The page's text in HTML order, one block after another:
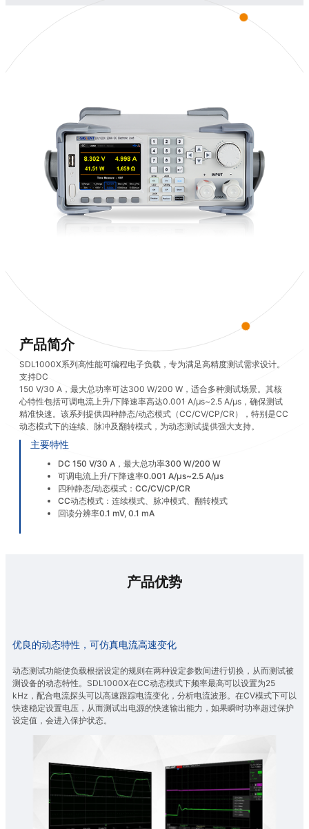
产品简介
SDL1000X系列高性能可编程电子负载，专为满足高精度测试需求设计。
支持DC
150 V/30 A，最大总功率可达300 W/200 W，适合多种测试场景。其核
心特性包括可调电流上升/下降速率高达0.001 A/μs~2.5 A/μs，确保测试
精准快速。该系列提供四种静态/动态模式（CC/CV/CP/CR），特别是CC
动态模式下的连续、脉冲及翻转模式，为动态测试提供强大支持。
主要特性
DC 150 V/30 A，最大总功率300 W/200 W
可调电流上升/下降速率0.001 A/μs~2.5 A/μs
四种静态/动态模式：CC/CV/CP/CR
CC动态模式：连续模式、脉冲模式、翻转模式
回读分辨率0.1 mV, 0.1 mA
产品优势
优良的动态特性，可仿真电流高速变化
动态测试功能使负载根据设定的规则在两种设定参数间进行切换，从而测试被
测设备的动态特性。SDL1000X在CC动态模式下频率最高可以设置为25
kHz，配合电流探头可以高速跟踪电流变化，分析电流波形。在CV模式下可以
快速稳定设置电压，从而测试出电源的快速输出能力，如果瞬时功率超过保护
设定值，会进入保护状态。